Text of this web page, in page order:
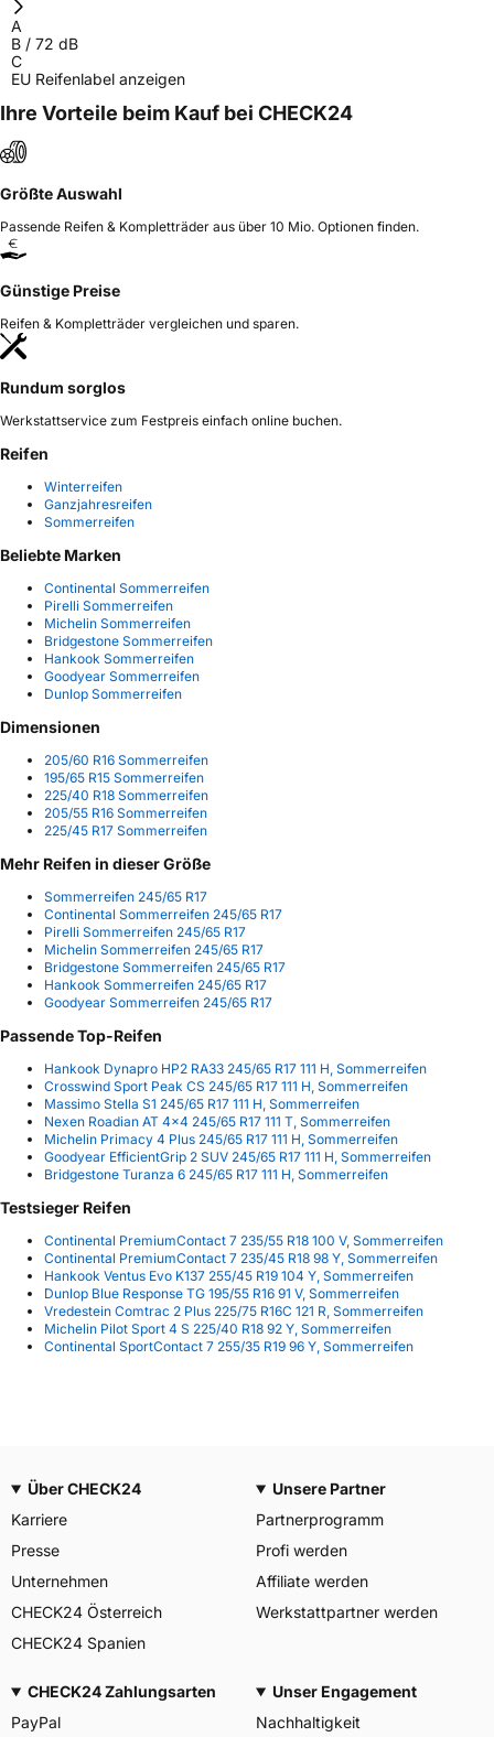
A
B / 72 dB
C
EU Reifenlabel anzeigen
Ihre Vorteile beim Kauf bei CHECK24
Größte Auswahl
Passende Reifen & Kompletträder aus über 10 Mio. Optionen finden.
Günstige Preise
Reifen & Kompletträder vergleichen und sparen.
Rundum sorglos
Werkstattservice zum Festpreis einfach online buchen.
Reifen
Winterreifen
Ganzjahresreifen
Sommerreifen
Beliebte Marken
Continental Sommerreifen
Pirelli Sommerreifen
Michelin Sommerreifen
Bridgestone Sommerreifen
Hankook Sommerreifen
Goodyear Sommerreifen
Dunlop Sommerreifen
Dimensionen
205/60 R16 Sommerreifen
195/65 R15 Sommerreifen
225/40 R18 Sommerreifen
205/55 R16 Sommerreifen
225/45 R17 Sommerreifen
Mehr Reifen in dieser Größe
Sommerreifen 245/65 R17
Continental Sommerreifen 245/65 R17
Pirelli Sommerreifen 245/65 R17
Michelin Sommerreifen 245/65 R17
Bridgestone Sommerreifen 245/65 R17
Hankook Sommerreifen 245/65 R17
Goodyear Sommerreifen 245/65 R17
Passende Top-Reifen
Hankook Dynapro HP2 RA33 245/65 R17 111 H, Sommerreifen
Crosswind Sport Peak CS 245/65 R17 111 H, Sommerreifen
Massimo Stella S1 245/65 R17 111 H, Sommerreifen
Nexen Roadian AT 4x4 245/65 R17 111 T, Sommerreifen
Michelin Primacy 4 Plus 245/65 R17 111 H, Sommerreifen
Goodyear EfficientGrip 2 SUV 245/65 R17 111 H, Sommerreifen
Bridgestone Turanza 6 245/65 R17 111 H, Sommerreifen
Testsieger Reifen
Continental PremiumContact 7 235/55 R18 100 V, Sommerreifen
Continental PremiumContact 7 235/45 R18 98 Y, Sommerreifen
Hankook Ventus Evo K137 255/45 R19 104 Y, Sommerreifen
Dunlop Blue Response TG 195/55 R16 91 V, Sommerreifen
Vredestein Comtrac 2 Plus 225/75 R16C 121 R, Sommerreifen
Michelin Pilot Sport 4 S 225/40 R18 92 Y, Sommerreifen
Continental SportContact 7 255/35 R19 96 Y, Sommerreifen
Über CHECK24
Karriere
Presse
Unternehmen
CHECK24 Österreich
CHECK24 Spanien
Unsere Partner
Partnerprogramm
Profi werden
Affiliate werden
Werkstattpartner werden
CHECK24 Zahlungsarten
PayPal
Unser Engagement
Nachhaltigkeit